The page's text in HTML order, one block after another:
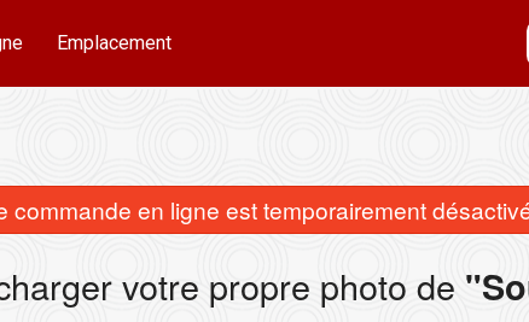
Emplacement
commande en ligne est temporairement
votre propre photo de